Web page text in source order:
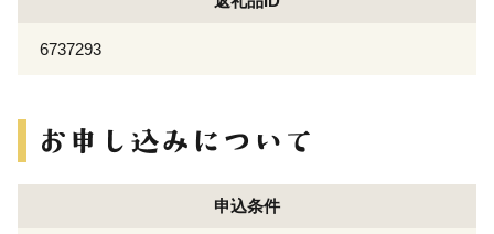
6737293
申込条件